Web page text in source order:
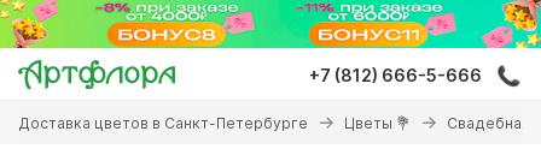
Перейти
основному
содержанию
+7 (812) 666-5-666
Вы
здесь
Доставка цветов в Санкт-Петербурге Цветы 💐 Свадебная